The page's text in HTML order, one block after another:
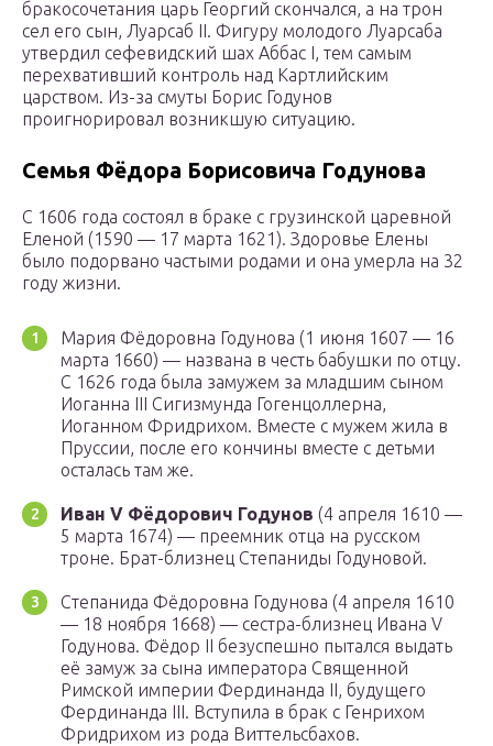
бракосочетания царь Георгий скончался, а на трон
сел его сын, Луарсаб II. Фигуру молодого Луарсаба
утвердил сефевидский шах Аббас I, тем самым
перехвативший контроль над Картлийским
царством. Из-за смуты Борис Годунов
проигнорировал возникшую ситуацию.
Семья Фёдора Борисовича Годунова
С 1606 года состоял в браке с грузинской царевной
Еленой (1590 — 17 марта 1621). Здоровье Елены
было подорвано частыми родами и она умерла на 32
году жизни.
Мария Фёдоровна Годунова (1 июня 1607 — 16
марта 1660) — названа в честь бабушки по отцу.
С 1626 года была замужем за младшим сыном
Иоганна III Сигизмунда Гогенцоллерна,
Иоганном Фридрихом. Вместе с мужем жила в
Пруссии, после его кончины вместе с детьми
осталась там же.
Иван V Фёдорович Годунов (4 апреля 1610 —
5 марта 1674) — преемник отца на русском
троне. Брат-близнец Степаниды Годуновой.
Степанида Фёдоровна Годунова (4 апреля 1610
— 18 ноября 1668) — сестра-близнец Ивана V
Годунова. Фёдор II безуспешно пытался выдать
её замуж за сына императора Священной
Римской империи Фердинанда II, будущего
Фердинанда III. Вступила в брак с Генрихом
Фридрихом из рода Виттельсбахов.